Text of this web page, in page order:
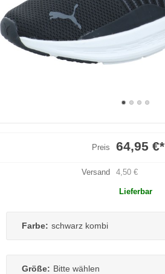
Preis 64,95 €*
Versand 4,50 €
Lieferbar
Farbe: schwarz kombi
Größe: Bitte wählen